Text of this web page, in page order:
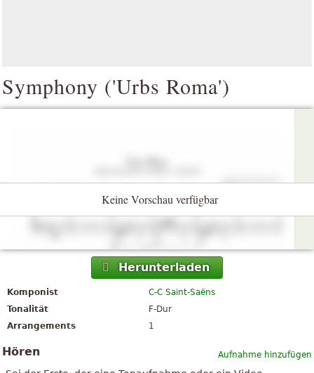
Symphony ('Urbs Roma')
Keine Vorschau verfügbar
Herunterladen
Komponist
C-C Saint-Saëns
Tonalität
F-Dur
Arrangements
1
Aufnahme hinzufügen
Hören